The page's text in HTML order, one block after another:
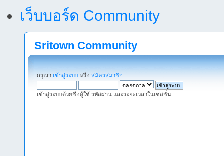
เว็บบอร์ด Community
Sritown Community
กรุณา เข้าสู่ระบบ หรือ สมัครสมาชิก
เข้าสู่ระบบด้วยชื่อผู้ใช้ รหัสผ่าน และระยะเวลาในเซสชั่น